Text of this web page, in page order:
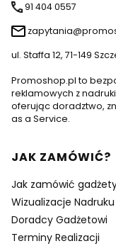
91 404 0557
ul. Staffa 12, 71-149
Promoshop.pl to
reklamowych z
oferując doradztwo,
as a Service.
Linki w stopce
JAK ZAMÓWIĆ?
Jak zamówić
Wizualizacje Nadruku
Doradcy Gadżetowi
Terminy Realizacji